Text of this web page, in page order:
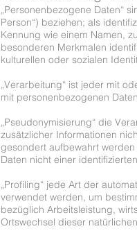
„Personenbezogene Daten“
Person“) beziehen; als
Kennung wie einem Namen,
besonderen Merkmalen
kulturellen oder sozialen
„Verarbeitung“ ist jeder mit
mit personenbezogenen
„Pseudonymisierung“ die
zusätzlicher Informationen
gesondert aufbewahrt
Daten nicht einer
„Profiling“ jede Art der
verwendet werden, um
bezüglich Arbeitsleistung,
Ortswechsel dieser